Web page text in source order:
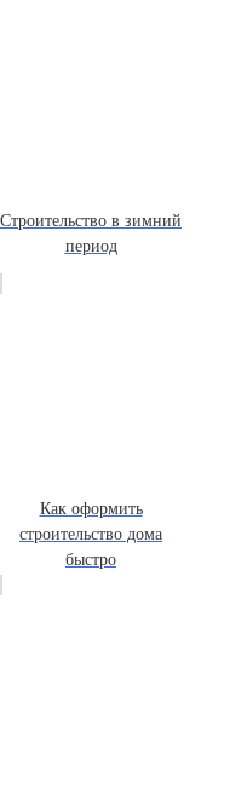
Строительство в зимний
период
Как оформить
строительство дома
быстро